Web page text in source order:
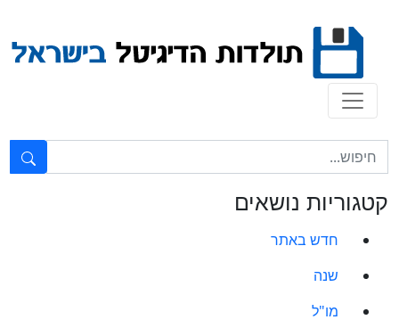
content
טקסט חופשי...
קטגוריות נושאים
חדש באתר
שנה
מו"ל